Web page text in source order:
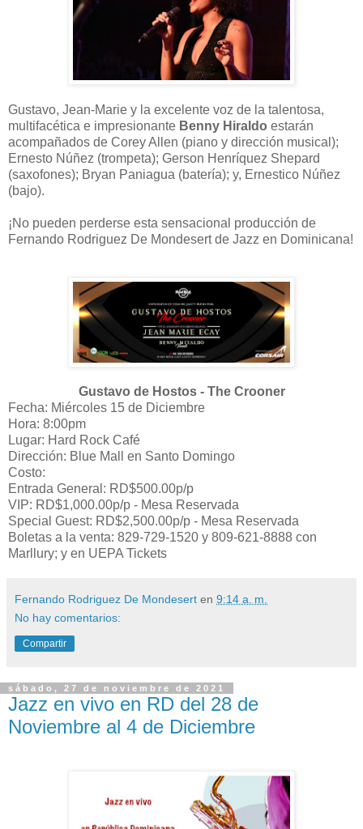
Gustavo, Jean-Marie y la excelente voz de la talentosa,
multifacética e impresionante Benny Hiraldo estarán
acompañados de Corey Allen (piano y dirección musical);
Ernesto Núñez (trompeta); Gerson Henríquez Shepard
(saxofones); Bryan Paniagua (batería); y, Ernestico Núñez
(bajo).
¡No pueden perderse esta sensacional producción de
Fernando Rodriguez De Mondesert de Jazz en Dominicana!
Gustavo de Hostos - The Crooner
Fecha: Miércoles 15 de Diciembre
Hora: 8:00pm
Lugar: Hard Rock Café
Dirección: Blue Mall en Santo Domingo
Costo:
Entrada General: RD$500.00p/p
VIP: RD$1,000.00p/p - Mesa Reservada
Special Guest: RD$2,500.00p/p - Mesa Reservada
Boletas a la venta: 829-729-1520 y 809-621-8888 con
Marllury; y en UEPA Tickets
Fernando Rodriguez De Mondesert en 9:14 a. m.
No hay comentarios:
Compartir
sábado, 27 de noviembre de 2021
Jazz en vivo en RD del 28 de
Noviembre al 4 de Diciembre